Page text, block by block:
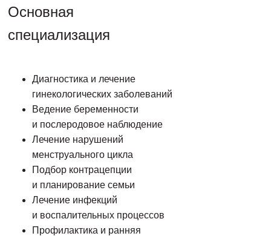
Основная
специализация
Диагностика и лечение
гинекологических заболеваний
Ведение беременности
и послеродовое наблюдение
Лечение нарушений
менструального цикла
Подбор контрацепции
и планирование семьи
Лечение инфекций
и воспалительных процессов
Профилактика и ранняя